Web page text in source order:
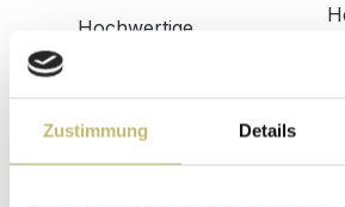
Zustimmung Details
Hochwertige
mit bester
Bewertung